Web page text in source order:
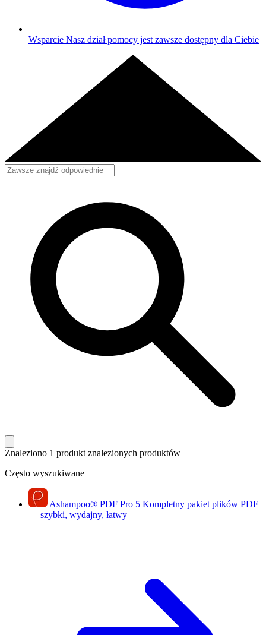
Wsparcie Nasz dział pomocy jest zawsze dostępny dla Ciebie
Znaleziono 1 produkt znalezionych produktów
Często wyszukiwane
Ashampoo® PDF Pro 5 Kompletny pakiet plików PDF
— szybki, wydajny, łatwy